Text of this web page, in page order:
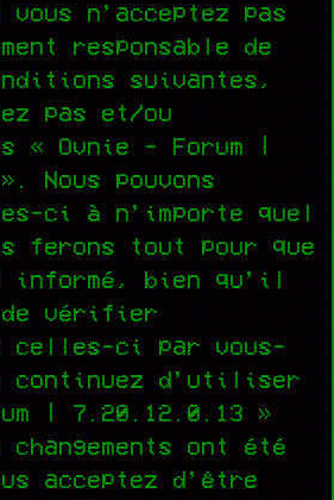
n’acceptez pas
responsable de
suivantes,
pas et/ou
« Ovnie - Forum |
Nous pouvons
ci à n’importe quel
ferons tout pour que
informé, bien qu’il
vérifier
celles-ci par vous-
continuez d’utiliser
| 7.20.12.0.13 »
ont été
acceptez d’être